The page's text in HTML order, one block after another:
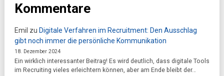
Kommentare
Emil zu Digitale Verfahren im Recruitment: Den Ausschlag
gibt noch immer die persönliche Kommunikation
18. Dezember 2024
Ein wirklich interessanter Beitrag! Es wird deutlich, dass digitale Tools
im Recruiting vieles erleichtern können, aber am Ende bleibt der…